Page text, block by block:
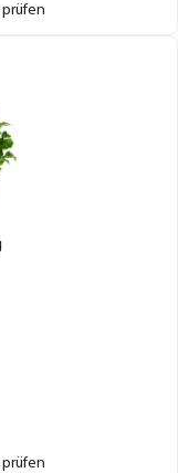
prüfen
prüfen